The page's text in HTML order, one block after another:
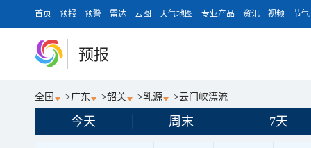
首页 预报 预警 雷达 云图 天气地图 专业产品 资讯 视频 节气
预报
全国 >广东 >韶关 >乳源 >云门峡漂流
今天 周末 7天